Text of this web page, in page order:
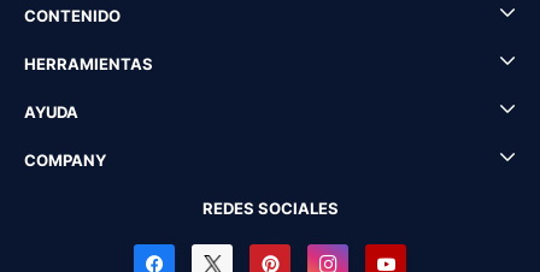
CONTENIDO
HERRAMIENTAS
AYUDA
COMPANY
REDES SOCIALES